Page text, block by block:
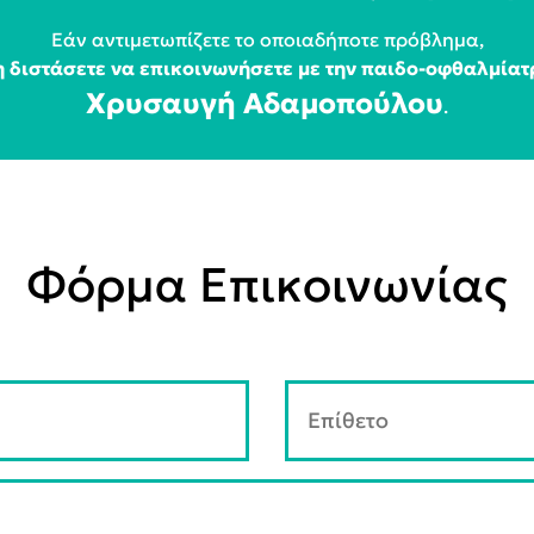
Εάν αντιμετωπίζετε το οποιαδήποτε πρόβλημα,
διστάσετε να επικοινωνήσετε με την παιδο-
Χρυσαυγή Αδαμοπούλου.
Φόρμα Επικοινωνίας